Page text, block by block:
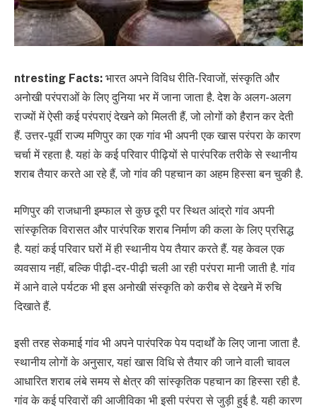
ntresting Facts: भारत अपने विविध रीति-रिवाजों, संस्कृति और
अनोखी परंपराओं के लिए दुनिया भर में जाना जाता है. देश के अलग-अलग
राज्यों में ऐसी कई परंपराएं देखने को मिलती हैं, जो लोगों को हैरान कर देती
हैं. उत्तर-पूर्वी राज्य मणिपुर का एक गांव भी अपनी एक खास परंपरा के कारण
चर्चा में रहता है. यहां के कई परिवार पीढ़ियों से पारंपरिक तरीके से स्थानीय
शराब तैयार करते आ रहे हैं, जो गांव की पहचान का अहम हिस्सा बन चुकी है.
मणिपुर की राजधानी इम्फाल से कुछ दूरी पर स्थित आंद्रो गांव अपनी
सांस्कृतिक विरासत और पारंपरिक शराब निर्माण की कला के लिए प्रसिद्ध
है. यहां कई परिवार घरों में ही स्थानीय पेय तैयार करते हैं. यह केवल एक
व्यवसाय नहीं, बल्कि पीढ़ी-दर-पीढ़ी चली आ रही परंपरा मानी जाती है. गांव
में आने वाले पर्यटक भी इस अनोखी संस्कृति को करीब से देखने में रुचि
दिखाते हैं.
इसी तरह सेकमाई गांव भी अपने पारंपरिक पेय पदार्थों के लिए जाना जाता है.
स्थानीय लोगों के अनुसार, यहां खास विधि से तैयार की जाने वाली चावल
आधारित शराब लंबे समय से क्षेत्र की सांस्कृतिक पहचान का हिस्सा रही है.
गांव के कई परिवारों की आजीविका भी इसी परंपरा से जुड़ी हुई है. यही कारण